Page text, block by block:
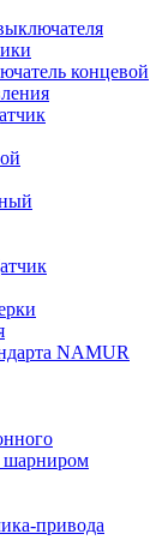
концевой
NAMUR
шарниром
привода